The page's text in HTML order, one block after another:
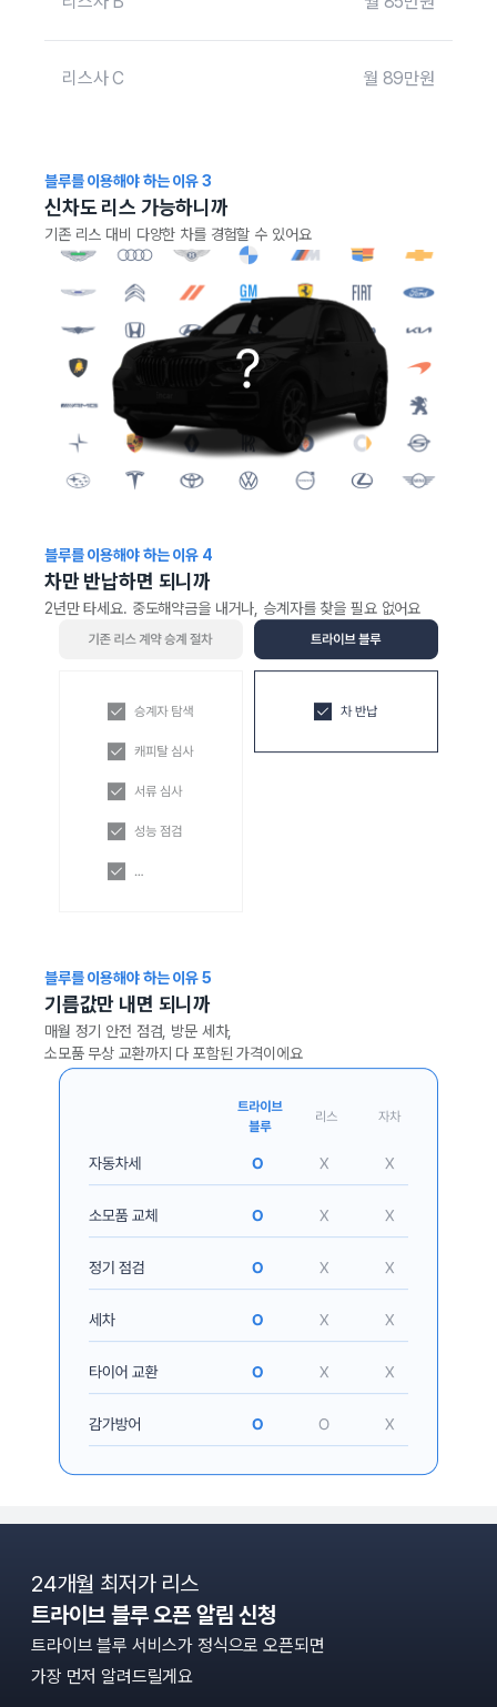
리스사 C 월 89만원
블루를 이용해야 하는 이유3
신차도 리스 가능하니까
기존 리스 대비 다양한 차를 경험할 수 있어요
블루를 이용해야 하는 이유 4
차만 반납하면 되니까
2년만 타세요. 중도해약금을 내거나, 승계자를 찾을 필요 없어요
블루를 이용해야 하는 이유5
기름값만 내면 되니까
매월 정기 안전 점검, 방문 세차,
소모품 무상 교환까지 다 포함된 가격이에요
24개월 최저가 리스
트라이브 블루 오픈 알림 신청
트라이브 블루 서비스가 정식으로 오픈되면
가장 먼저 알려드릴게요